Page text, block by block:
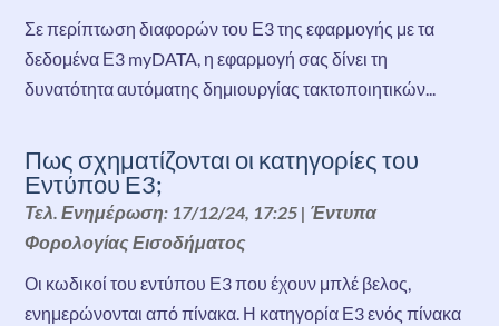
Σε περίπτωση διαφορών του Ε3 της εφαρμογής με τα
δεδομένα Ε3 myDATA, η εφαρμογή σας δίνει τη
δυνατότητα αυτόματης δημιουργίας τακτοποιητικών...
Πως σχηματίζονται οι κατηγορίες του
Εντύπου Ε3;
Τελ. Ενημέρωση: 17/12/24, 17:25 | Έντυπα
Φορολογίας Εισοδήματος
Οι κωδικοί του εντύπου Ε3 που έχουν μπλέ βελος,
ενημερώνονται από πίνακα. Η κατηγορία Ε3 ενός πίνακα